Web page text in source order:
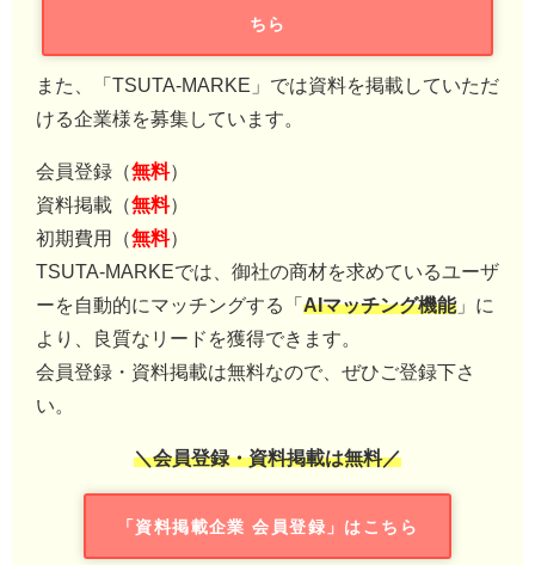
ちら
また、「TSUTA-MARKE」では資料を掲載していただ
ける企業様を募集しています。
会員登録（無料）
資料掲載（無料）
初期費用（無料）
TSUTA-MARKEでは、御社の商材を求めているユーザ
ーを自動的にマッチングする「 AIマッチング機能」に
より、良質なリードを獲得できます。
会員登録・資料掲載は無料なので、ぜひご登録下さ
い。
＼会員登録・資料掲載は無料／
「資料掲載企業 会員登録」はこちら